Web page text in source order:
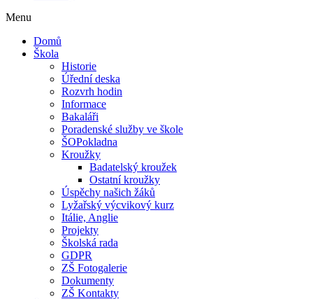
Menu
Domů
Škola
Historie
Úřední deska
Rozvrh hodin
Informace
Bakaláři
Poradenské služby ve škole
ŠOPokladna
Kroužky
Badatelský kroužek
Ostatní kroužky
Úspěchy našich žáků
Lyžařský výcvikový kurz
Itálie, Anglie
Projekty
Školská rada
GDPR
ZŠ Fotogalerie
Dokumenty
ZŠ Kontakty